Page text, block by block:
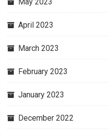
April 2023
March 2023
February 2023
January 2023
December 2022